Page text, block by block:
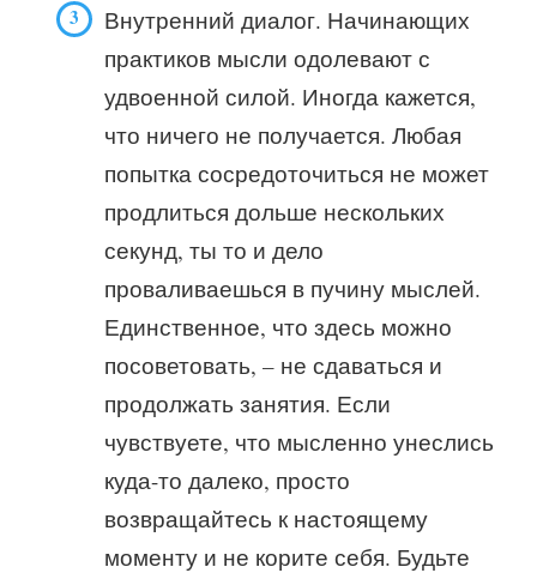
Внутренний диалог. Начинающих
практиков мысли одолевают с
удвоенной силой. Иногда кажется,
что ничего не получается. Любая
попытка сосредоточиться не может
продлиться дольше нескольких
секунд, ты то и дело
проваливаешься в пучину мыслей.
Единственное, что здесь можно
посоветовать, – не сдаваться и
продолжать занятия. Если
чувствуете, что мысленно унеслись
куда-то далеко, просто
возвращайтесь к настоящему
моменту и не корите себя. Будьте